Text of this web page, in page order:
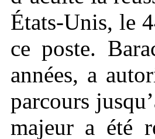
États-Unis, le
ce poste.
années, a
parcours
majeur a été